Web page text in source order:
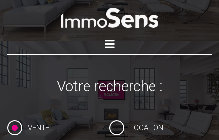
Votre recherche :
VENTE LOCATION